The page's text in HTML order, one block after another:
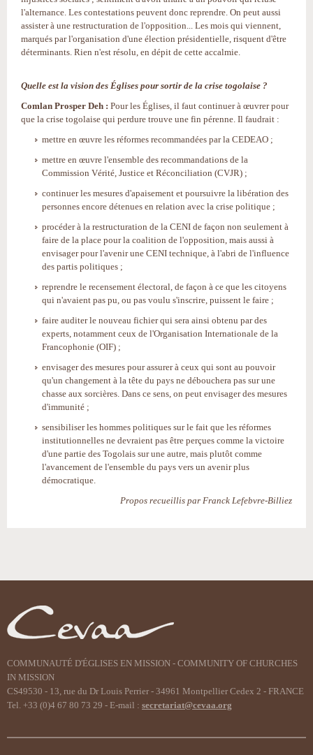
l'alternance. Les contestations peuvent donc reprendre. On peut aussi
assister à une restructuration de l'opposition... Les mois qui viennent,
marqués par l'organisation d'une élection présidentielle, risquent d'être
déterminants. Rien n'est résolu, en dépit de cette accalmie.
Quelle est la vision des Églises pour sortir de la crise togolaise ?
Comlan Prosper Deh : Pour les Églises, il faut continuer à œuvrer pour
que la crise togolaise qui perdure trouve une fin pérenne. Il faudrait :
mettre en œuvre les réformes recommandées par la CEDEAO ;
mettre en œuvre l'ensemble des recommandations de la
Commission Vérité, Justice et Réconciliation (CVJR) ;
continuer les mesures d'apaisement et poursuivre la libération des
personnes encore détenues en relation avec la crise politique ;
procéder à la restructuration de la CENI de façon non seulement à
faire de la place pour la coalition de l'opposition, mais aussi à
envisager pour l'avenir une CENI technique, à l'abri de l'influence
des partis politiques ;
reprendre le recensement électoral, de façon à ce que les citoyens
qui n'avaient pas pu, ou pas voulu s'inscrire, puissent le faire ;
faire auditer le nouveau fichier qui sera ainsi obtenu par des
experts, notamment ceux de l'Organisation Internationale de la
Francophonie (OIF) ;
envisager des mesures pour assurer à ceux qui sont au pouvoir
qu'un changement à la tête du pays ne débouchera pas sur une
chasse aux sorcières. Dans ce sens, on peut envisager des mesures
d'immunité ;
sensibiliser les hommes politiques sur le fait que les réformes
institutionnelles ne devraient pas être perçues comme la victoire
d'une partie des Togolais sur une autre, mais plutôt comme
l'avancement de l'ensemble du pays vers un avenir plus
démocratique.
Propos recueillis par Franck Lefebvre-Billiez
document
COMMUNAUTÉ D'ÉGLISES EN MISSION - COMMUNITY OF CHURCHES
IN MISSION
CS49530 - 13, rue du Dr Louis Perrier - 34961 Montpellier Cedex 2 - FRANCE
Tel. +33 (0)4 67 80 73 29 - E-mail : secretariat@cevaa.org